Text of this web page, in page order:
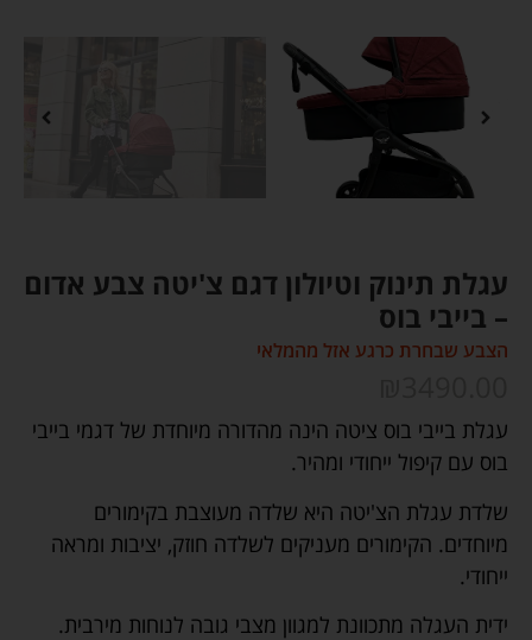
עגלת תינוק וטיולון דגם צ'יטה צבע אדום
– בייבי בוס
הצבע שבחרת כרגע אזל מהמלאי
עגלת בייבי בוס ציטה הינה מהדורה מיוחדת של דגמי בייבי
בוס עם קיפול ייחודי ומהיר.
שלדת עגלת הצ'יטה היא שלדה מעוצבת בקימורים
מיוחדים. הקימורים מעניקים לשלדה חוזק, יציבות ומראה
ייחודי.
ידית העגלה מתכוונת למגוון מצבי גובה לנוחות מירבית.